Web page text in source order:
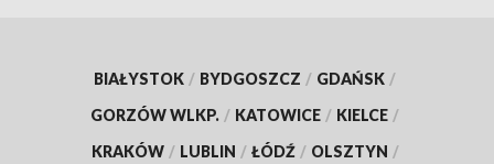
BIAŁYSTOK / BYDGOSZCZ / GDAŃSK /
GORZÓW WLKP. / KATOWICE / KIELCE /
KRAKÓW / LUBLIN / ŁÓDŹ / OLSZTYN /